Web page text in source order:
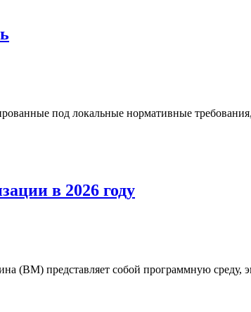
под локальные нормативные
в 2026 году
(ВМ) представляет собой программную